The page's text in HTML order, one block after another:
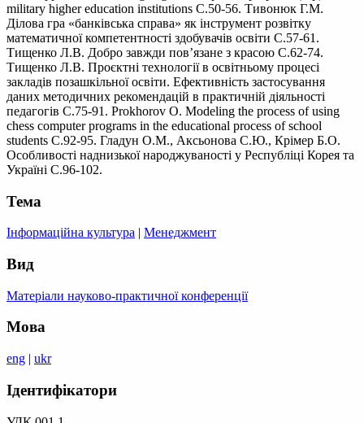
military higher education institutions С.50-56. Тивонюк Г.М.
Ділова гра «банківська справа» як інструмент розвітку
математичної компетентності здобувачів освіти С.57-61.
Тищенко Л.В. Добро завжди пов’язане з красою С.62-74.
Тищенко Л.В. Проєктні технології в освітньому процесі
закладів позашкільної освіти. Ефективність застосування
даних методичних рекомендацій в практичній діяльності
педагогів С.75-91. Prokhorov O. Modeling the process of using
chess computer programs in the educational process of school
students С.92-95. Гладун О.М., Аксьонова С.Ю., Крімер Б.О.
Особливості наднизької народжуваності у Республіці Корея та
Україні С.96-102.
Тема
Інформаційна культура | Менеджмент
Вид
Матеріали науково-практичної конференції
Мова
eng | ukr
Ідентифікатори